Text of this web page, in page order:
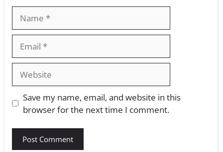
Save my name, email, and website in this
browser for the next time I comment.